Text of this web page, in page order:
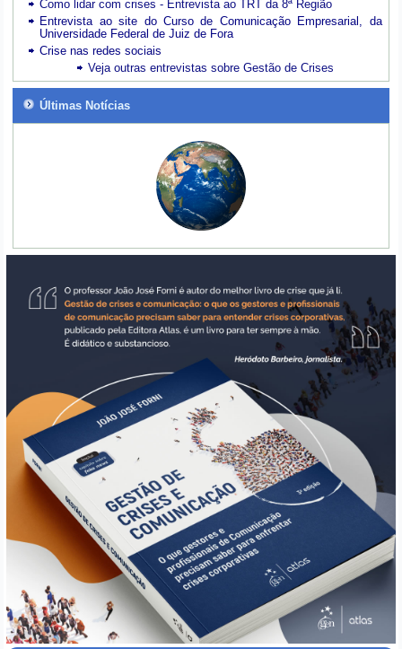
Como lidar com crises - Entrevista ao TRT da 8ª Região
Entrevista ao site do Curso de Comunicação Empresarial, da
Universidade Federal de Juiz de Fora
Crise nas redes sociais
Veja outras entrevistas sobre Gestão de Crises
Últimas Notícias